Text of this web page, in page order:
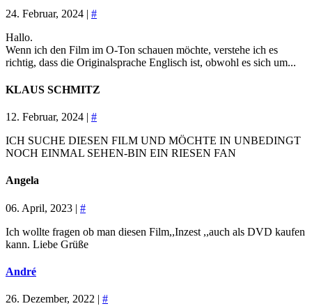
24. Februar, 2024 | #
Hallo.
Wenn ich den Film im O-Ton schauen möchte, verstehe ich es
richtig, dass die Originalsprache Englisch ist, obwohl es sich um...
KLAUS SCHMITZ
12. Februar, 2024 | #
ICH SUCHE DIESEN FILM UND MÖCHTE IN UNBEDINGT
NOCH EINMAL SEHEN-BIN EIN RIESEN FAN
Angela
06. April, 2023 | #
Ich wollte fragen ob man diesen Film,,Inzest ,,auch als DVD kaufen
kann. Liebe Grüße
André
26. Dezember, 2022 | #